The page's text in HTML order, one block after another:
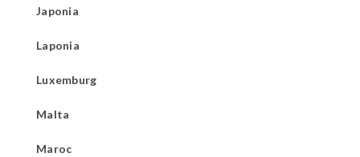
Japonia
Laponia
Luxemburg
Malta
Maroc